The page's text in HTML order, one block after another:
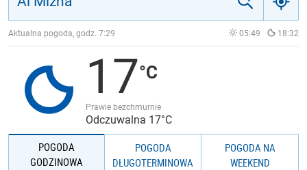
JAKOŚĆ POWIETRZA
Aktualna pogoda, godz. 7:29 05:49 18:32
17
Prawie bezchmurnie
Odczuwalna 17°C
POGODA
GODZINOWA
POGODA
DŁUGOTERMINOWA
POGODA NA
WEEKEND